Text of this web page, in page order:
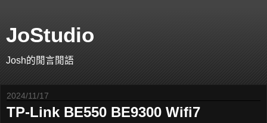
JoStudio
Josh的閒言閒語
2024/11/17
TP-Link BE550 BE9300 Wifi7